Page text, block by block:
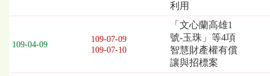
標
期
利用
109-04-09
109-07-09
109-07-10
「文心蘭高雄1
號-玉珠」等4項
智慧財產權有償
讓與招標案